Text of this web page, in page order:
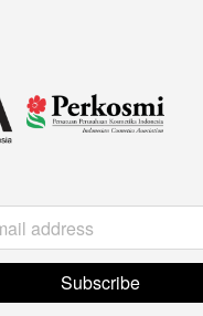
`
Subscribe